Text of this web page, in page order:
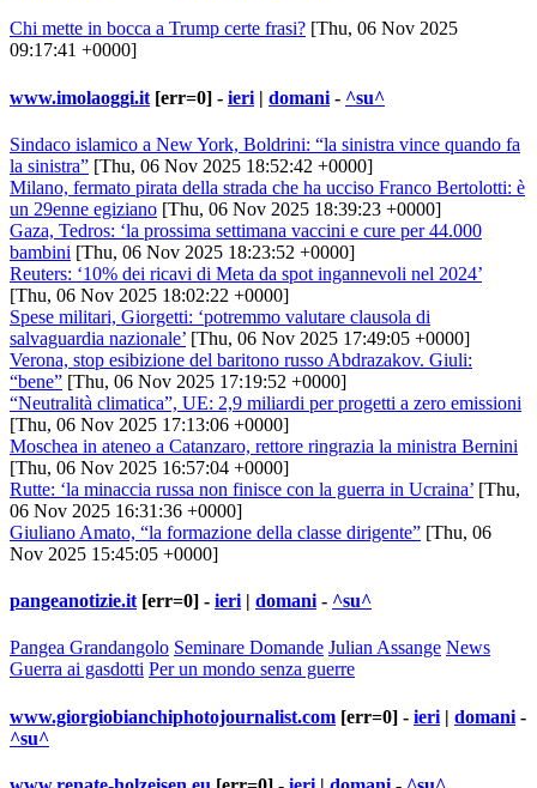
Chi mette in bocca a Trump certe frasi? [Thu, 06 Nov 2025
09:17:41 +0000]
www.imolaoggi.it [err=0] - ieri | domani - ^su^
Sindaco islamico a New York, Boldrini: “la sinistra vince quando fa
la sinistra” [Thu, 06 Nov 2025 18:52:42 +0000]
Milano, fermato pirata della strada che ha ucciso Franco Bertolotti: è
un 29enne egiziano [Thu, 06 Nov 2025 18:39:23 +0000]
Gaza, Tedros: ‘la prossima settimana vaccini e cure per 44.000
bambini [Thu, 06 Nov 2025 18:23:52 +0000]
Reuters: ‘10% dei ricavi di Meta da spot ingannevoli nel 2024’
[Thu, 06 Nov 2025 18:02:22 +0000]
Spese militari, Giorgetti: ‘potremmo valutare clausola di
salvaguardia nazionale’ [Thu, 06 Nov 2025 17:49:05 +0000]
Verona, stop esibizione del baritono russo Abdrazakov. Giuli:
“bene” [Thu, 06 Nov 2025 17:19:52 +0000]
“Neutralità climatica”, UE: 2,9 miliardi per progetti a zero emissioni
[Thu, 06 Nov 2025 17:13:06 +0000]
Moschea in ateneo a Catanzaro, rettore ringrazia la ministra Bernini
[Thu, 06 Nov 2025 16:57:04 +0000]
Rutte: ‘la minaccia russa non finisce con la guerra in Ucraina’ [Thu,
06 Nov 2025 16:31:36 +0000]
Giuliano Amato, “la formazione della classe dirigente” [Thu, 06
Nov 2025 15:45:05 +0000]
pangeanotizie.it [err=0] - ieri | domani - ^su^
Pangea Grandangolo Seminare Domande Julian Assange News
Guerra ai gasdotti Per un mondo senza guerre
www.giorgiobianchiphotojournalist.com [err=0] - ieri | domani -
^su^